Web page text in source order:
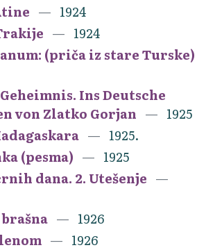
1924
1924
(priča iz stare Turske)
Ins Deutsche
von Zlatko Gorjan
1925
1925.
(pesma)
1925
dana. 2. Utešenje
1926
1926